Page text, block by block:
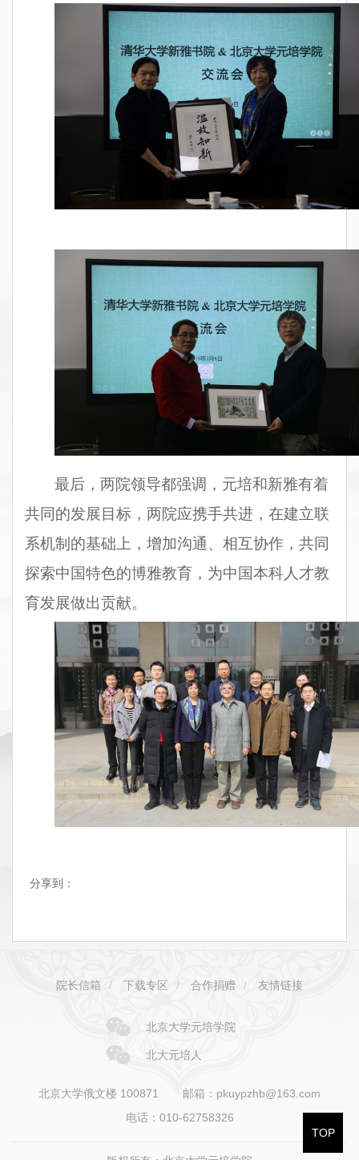
最后，两院领导都强调，元培和新雅有着
共同的发展目标，两院应携手共进，在建立联
系机制的基础上，增加沟通、相互协作，共同
探索中国特色的博雅教育，为中国本科人才教
育发展做出贡献。
分享到：
TOP
院长信箱 / 下载专区 / 合作捐赠 / 友情链接
北京大学元培学院
北大元培人
北京大学俄文楼 100871
邮箱：pkuypzhb@163.com
电话：010-62758326